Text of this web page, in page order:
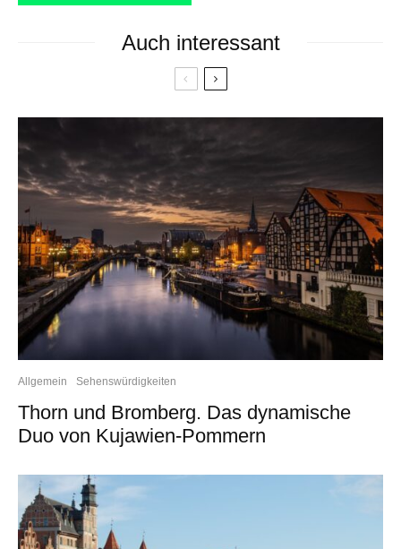
Auch interessant
Allgemein Sehenswürdigkeiten
Thorn und Bromberg. Das dynamische
Duo von Kujawien-Pommern